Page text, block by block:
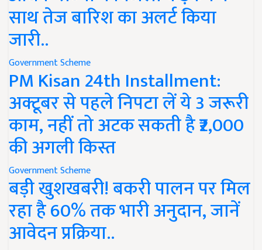
साथ तेज बारिश का अलर्ट किया
जारी..
Government Scheme
PM Kisan 24th Installment:
अक्टूबर से पहले निपटा लें ये 3 जरूरी
काम, नहीं तो अटक सकती है ₹2,000
की अगली किस्त
Government Scheme
बड़ी खुशखबरी! बकरी पालन पर मिल
रहा है 60% तक भारी अनुदान, जानें
आवेदन प्रक्रिया..